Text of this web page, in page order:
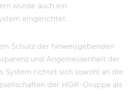
wurde auch ein
eingerichtet.
Schutz der hinweisgebenden
und Angemessenheit der
System richtet sich sowohl an die
der HGK-Gruppe als